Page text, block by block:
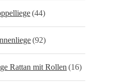
(44)
(92)
Rattan mit Rollen (16)